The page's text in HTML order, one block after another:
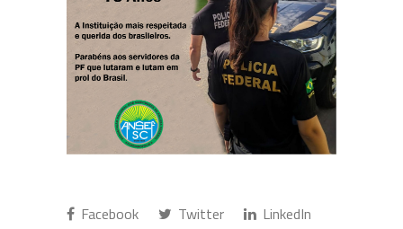
Facebook Twitter LinkedIn